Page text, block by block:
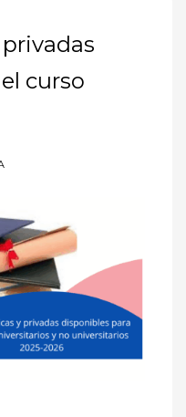
curso